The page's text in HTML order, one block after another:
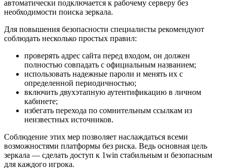
автоматически подключается к рабочему серверу без
необходимости поиска зеркала.
Для повышения безопасности специалисты рекомендуют
соблюдать несколько простых правил:
проверять адрес сайта перед входом, он должен
полностью совпадать с официальным названием;
использовать надежные пароли и менять их с
определенной периодичностью;
включить двухэтапную аутентификацию в личном
кабинете;
избегать перехода по сомнительным ссылкам из
неизвестных источников.
Соблюдение этих мер позволяет наслаждаться всеми
возможностями платформы без риска. Ведь основная цель
зеркала — сделать доступ к 1win стабильным и безопасным
для каждого игрока.